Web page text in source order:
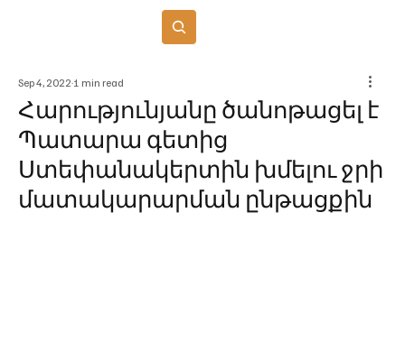
Հարությունյանը ծանոթացել է
Պատարա գետից
Ստեփանակերտին խմելու ջրի
մատակարարման ընթացքին
Sep 4, 2022 1 min read